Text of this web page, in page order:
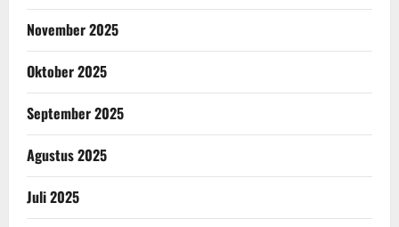
November 2025
Oktober 2025
September 2025
Agustus 2025
Juli 2025